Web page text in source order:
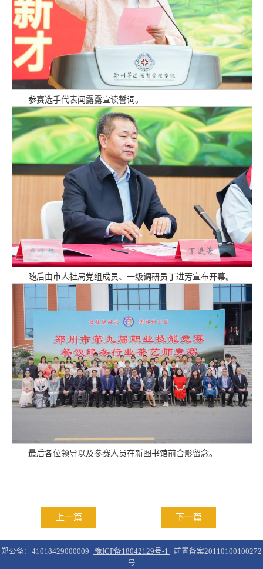
参赛选手代表闻露露宣读誓词。
随后由市人社局党组成员、一级调研员丁进芳宣布开幕。
最后各位领导以及参赛人员在新图书馆前合影留念。
上一篇 下一篇
郑公备：41018429000009 | 豫ICP备18042129号-1
| 前置备案20110100100272
号